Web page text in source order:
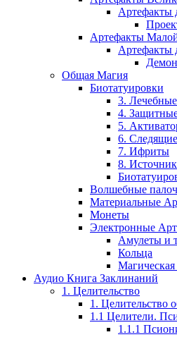
Артефакты
Артефакты
Артефакты
Общая Магия
Биотатуировки
3.
4.
5.
6.
7. Ифриты
8.
Волшебные
Материальные
Монеты
Электронные
Амулеты и
Кольца
Аудио Книга Заклинаний
1. Целительство
1. Целительство
1.1 Целители.
1.1.1